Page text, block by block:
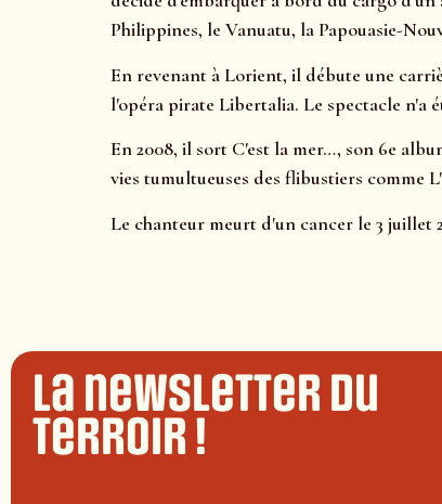
Philippines, le Vanuatu, la Papouasie-
En revenant à Lorient, il débute une
l'opéra pirate Libertalia. Le spectacle n'a
En 2008, il sort C'est la mer…, son 6e
vies tumultueuses des flibustiers comme
Le chanteur meurt d'un cancer le 3 juillet
La newsletter du
terroir !